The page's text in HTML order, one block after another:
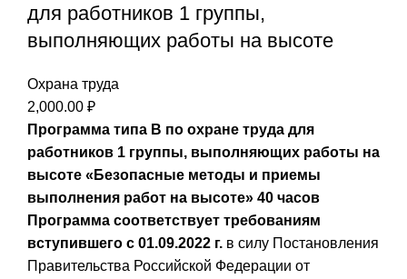
для работников 1 группы,
выполняющих работы на высоте
Охрана труда
2,000.00 ₽
Программа типа В по охране труда для
работников 1 группы, выполняющих работы на
высоте «Безопасные методы и приемы
выполнения работ на высоте» 40 часов
Программа соответствует требованиям
вступившего с 01.09.2022 г. в силу Постановления
Правительства Российской Федерации от